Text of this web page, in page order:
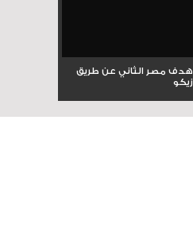
هدف مصر الثاني عن طريق
زيكو